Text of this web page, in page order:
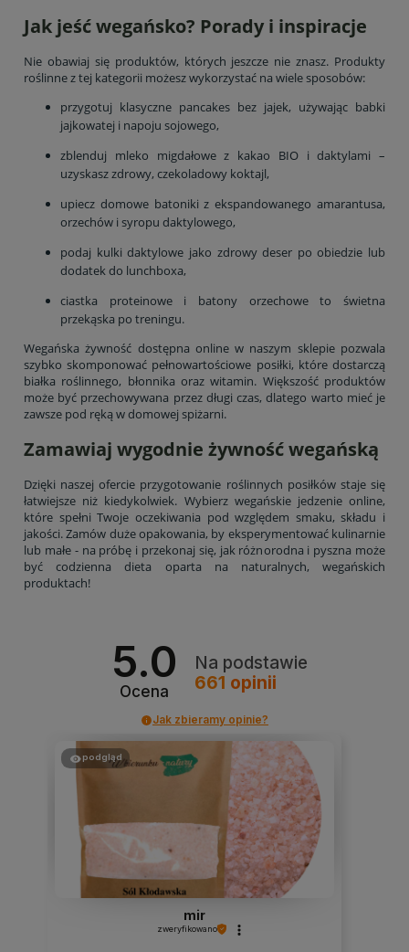
Jak jeść wegańsko? Porady i inspiracje
Nie obawiaj się produktów, których jeszcze nie znasz. Produkty
roślinne z tej kategorii możesz wykorzystać na wiele sposobów:
przygotuj klasyczne pancakes bez jajek, używając babki
jajkowatej i napoju sojowego,
zblenduj mleko migdałowe z kakao BIO i daktylami –
uzyskasz zdrowy, czekoladowy koktajl,
upiecz domowe batoniki z ekspandowanego amarantusa,
orzechów i syropu daktylowego,
podaj kulki daktylowe jako zdrowy deser po obiedzie lub
dodatek do lunchboxa,
ciastka proteinowe i batony orzechowe to świetna
przekąska po treningu.
Wegańska żywność dostępna online w naszym sklepie pozwala
szybko skomponować pełnowartościowe posiłki, które dostarczą
białka roślinnego, błonnika oraz witamin. Większość produktów
może być przechowywana przez długi czas, dlatego warto mieć je
zawsze pod ręką w domowej spiżarni.
Zamawiaj wygodnie żywność wegańską
Dzięki naszej ofercie przygotowanie roślinnych posiłków staje się
łatwiejsze niż kiedykolwiek. Wybierz wegańskie jedzenie online,
które spełni Twoje oczekiwania pod względem smaku, składu i
jakości. Zamów duże opakowania, by eksperymentować kulinarnie
lub małe - na próbę i przekonaj się, jak różnorodna i pyszna może
być codzienna dieta oparta na naturalnych, wegańskich
produktach!
5.0
Ocena
Na podstawie
661 opinii
Jak zbieramy opinie?
podgląd
mir
zweryfikowano